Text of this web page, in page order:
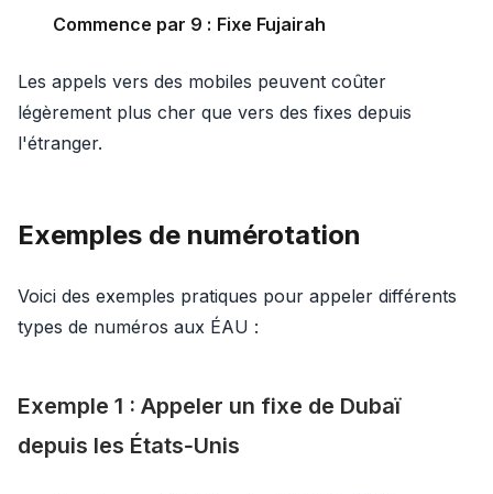
Commence par 9 : Fixe Fujairah
Les appels vers des mobiles peuvent coûter
légèrement plus cher que vers des fixes depuis
l'étranger.
Exemples de numérotation
Voici des exemples pratiques pour appeler différents
types de numéros aux ÉAU :
Exemple 1 : Appeler un fixe de Dubaï
depuis les États‑Unis